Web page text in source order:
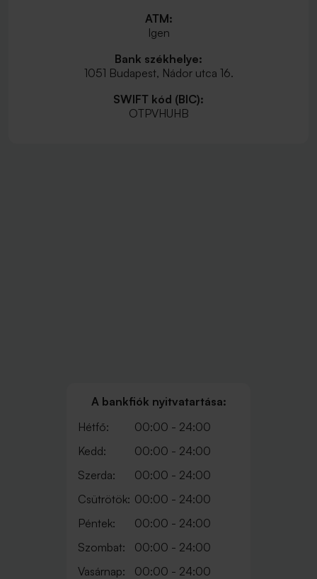
ATM:
Igen
Bank székhelye:
1051 Budapest, Nádor utca 16.
SWIFT kód (BIC):
OTPVHUHB
A bankfiók nyitvatartása:
Hétfő:
00:00 - 24:00
Kedd:
00:00 - 24:00
Szerda:
00:00 - 24:00
Csütrötök: 00:00 - 24:00
Péntek:
00:00 - 24:00
Szombat:
00:00 - 24:00
Vasárnap:
00:00 - 24:00